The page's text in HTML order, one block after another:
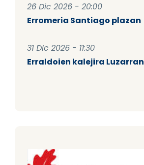
26 Dic 2026 - 20:00
Erromeria Santiago plazan
31 Dic 2026 - 11:30
Erraldoien kalejira Luzarran